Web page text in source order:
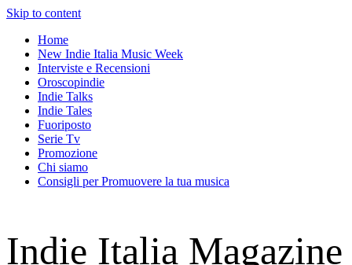
Skip to content
Home
New Indie Italia Music Week
Interviste e Recensioni
Oroscopindie
Indie Talks
Indie Tales
Fuoriposto
Serie Tv
Promozione
Chi siamo
Consigli per Promuovere la tua musica
Indie Italia Magazine